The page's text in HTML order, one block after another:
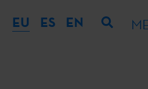
EU ES EN